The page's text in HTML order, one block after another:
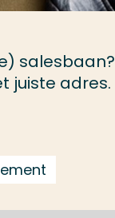
salesbaan?
juiste adres.